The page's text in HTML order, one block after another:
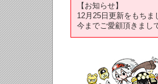
【お知らせ】
12月25日更新をもち
今までご愛顧頂きまし